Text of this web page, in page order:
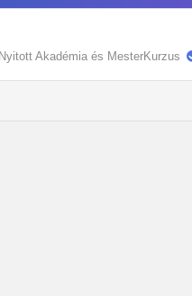
Nyitott Akadémia és MesterKurzus